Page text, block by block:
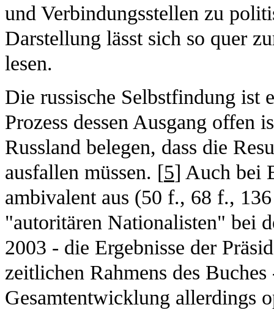
und Verbindungsstellen zu
Darstellung lässt sich so quer
lesen.
Die russische Selbstfindung ist
Prozess dessen Ausgang offen
Russland belegen, dass die
ausfallen müssen. [5] Auch bei
ambivalent aus (50 f., 68 f.,
"autoritären Nationalisten" bei
2003 - die Ergebnisse der
zeitlichen Rahmens des
Gesamtentwicklung allerdings